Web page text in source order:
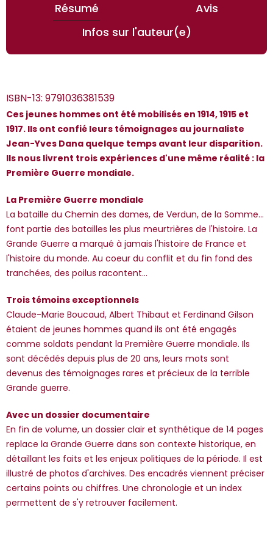
Résumé
Avis
Infos sur l'auteur(e)
ISBN-13: 9791036381539
Ces jeunes hommes ont été mobilisés en 1914, 1915 et
1917. Ils ont confié leurs témoignages au journaliste
Jean-Yves Dana quelque temps avant leur disparition.
Ils nous livrent trois expériences d'une même réalité : la
Première Guerre mondiale.
La Première Guerre mondiale
La bataille du Chemin des dames, de Verdun, de la Somme...
font partie des batailles les plus meurtrières de l'histoire. La
Grande Guerre a marqué à jamais l'histoire de France et
l'histoire du monde. Au coeur du conflit et du fin fond des
tranchées, des poilus racontent...
Trois témoins exceptionnels
Claude-Marie Boucaud, Albert Thibaut et Ferdinand Gilson
étaient de jeunes hommes quand ils ont été engagés
comme soldats pendant la Première Guerre mondiale. Ils
sont décédés depuis plus de 20 ans, leurs mots sont
devenus des témoignages rares et précieux de la terrible
Grande guerre.
Avec un dossier documentaire
En fin de volume, un dossier clair et synthétique de 14 pages
replace la Grande Guerre dans son contexte historique, en
détaillant les faits et les enjeux politiques de la période. Il est
illustré de photos d'archives. Des encadrés viennent préciser
certains points ou chiffres. Une chronologie et un index
permettent de s'y retrouver facilement.
*Guests cannot publish reviews